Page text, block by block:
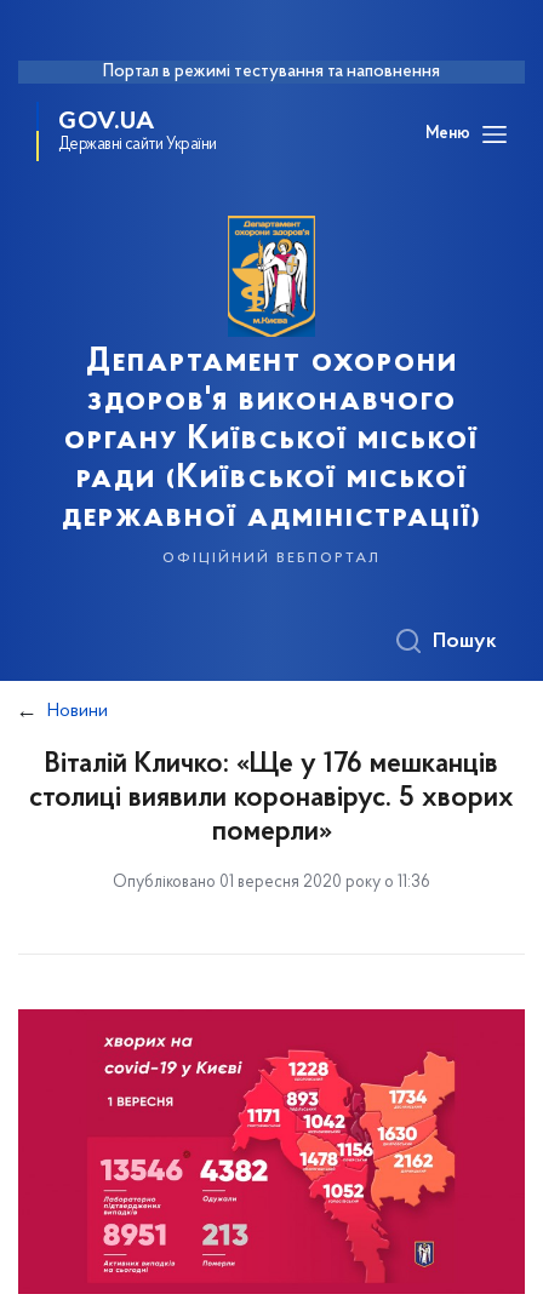
Портал в режимі тестування та наповнення
GOV.UA
Державні сайти України
Меню
Департамент охорони
здоров'я виконавчого
органу Київської міської
ради (Київської міської
державної адміністрації)
офіційний вебпортал
Пошук
Новини
Віталій Кличко: «Ще у 176 мешканців
столиці виявили коронавірус. 5 хворих
померли»
Опубліковано 01 вересня 2020 року о 11:36